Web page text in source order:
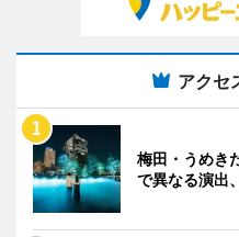
アクセ
梅田・うめき
で異なる演出